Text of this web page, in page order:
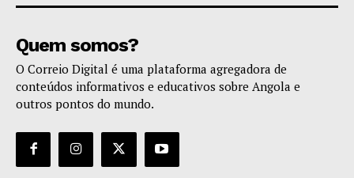
Quem somos?
O Correio Digital é uma plataforma agregadora de
conteúdos informativos e educativos sobre Angola e
outros pontos do mundo.